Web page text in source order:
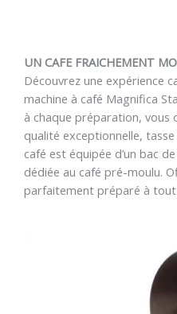
UN CAFE FRAICHEMENT
Découvrez une expérience
machine à café Magnifica
à chaque préparation, vous
qualité exceptionnelle,
café est équipée d’un bac
dédiée au café pré-moulu.
parfaitement préparé à